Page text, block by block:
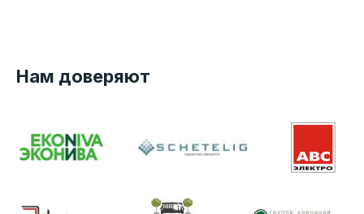
Нам доверяют